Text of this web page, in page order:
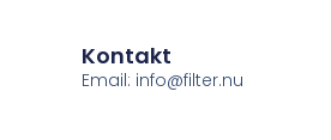
Kontakt
Email: info@filter.nu